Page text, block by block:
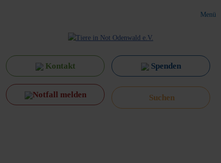
Menü
Kontakt Spenden
Notfall melden